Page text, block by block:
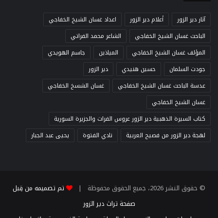
آثار دير الزور أعلام دير الزور
اعداد غسان الشيخ الخفاجي
الباحث غسان الشيخ الخفاجي
الشاعر محمد الفراتي
المؤلف غسان الشيخ الخفاجي
المياذين
جاسم الهويدي
جودت السلمان
حسين هنيدي
دير الزور
عدسة الباحث غسان الشيخ الخفاجي
غسان الشسخ الخفاجي
غسان الشيخ الخفاجي
كتاب السيرة الذهبية دير الزور عروس الفرات والجزيرة السورية
لهجة دير الزور من فصيح العربية
نادي الفتوة يحيى عبد الجبار
© حقوق النشر 2026، جميع الحقوق محفوظة |
تم تصميمه من قِبل
صفحة تراث دير الزور